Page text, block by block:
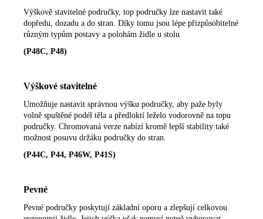
Výškově stavitelné područky, top područky lze nastavit také
dopředu, dozadu a do stran. Díky tomu jsou lépe přizpůsobitelné
různým typům postavy a polohám židle u stolu
(P48C, P48)
Výškové stavitelné
Umožňuje nastavit správnou výšku područky, aby paže byly
volně spuštěné podél těla a předloktí leželo vodorovně na topu
područky. Chromovaná verze nabízí kromě lepší stability také
možnost posuvu držáku područky do stran.
(P44C, P44, P46W, P41S)
Pevné
Pevné područky poskytují základní oporu a zlepšují celkovou